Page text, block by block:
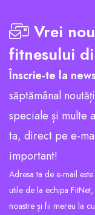
Vrei
fitnesului
Înscrie-te la
săptămânal
speciale și multe
ta, direct pe e-
important!
Adresa ta de e-mail
utile de la echipa
noastre și fii mereu la